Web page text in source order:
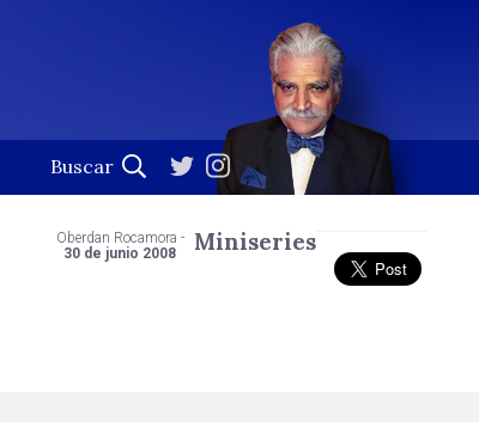
Oberdan Rocamora -
30 de junio 2008
Miniseries